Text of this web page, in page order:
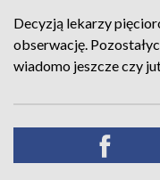
Decyzją lekarzy
obserwację.
wiadomo jeszcze czy